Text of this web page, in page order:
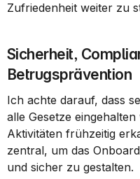
Zufriedenheit weiter zu
Sicherheit,
Betrugsprävention
Ich achte darauf, dass
alle Gesetze
Aktivitäten frühzeitig
zentral, um das
und sicher zu gestalten.